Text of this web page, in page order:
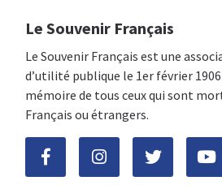
Le Souvenir Français
Le Souvenir Français est une
d’utilité publique le 1er février
mémoire de tous ceux qui sont
Français ou étrangers.